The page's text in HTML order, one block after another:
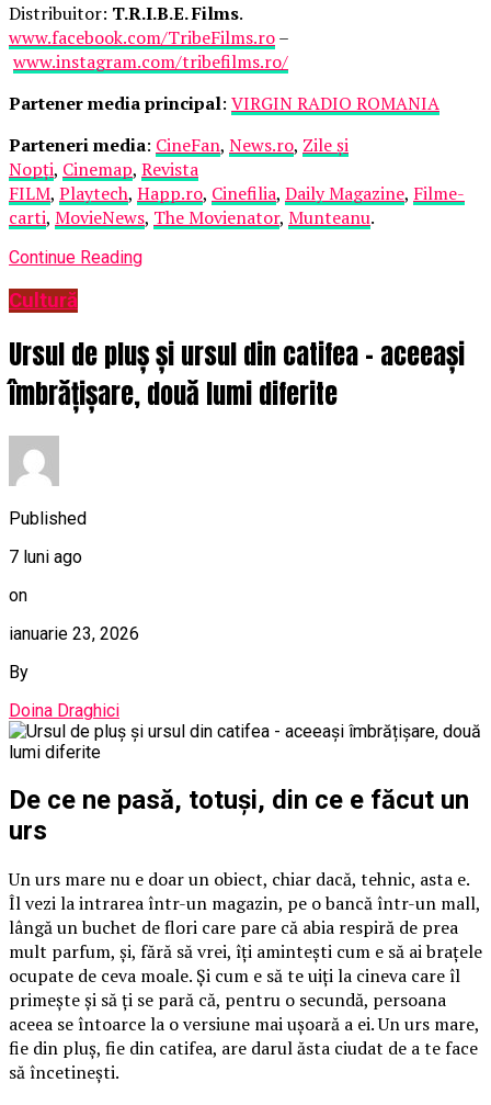
Distribuitor: T.R.I.B.E. Films.
www.facebook.com/TribeFilms.ro–
www.instagram.com/tribefilms.ro/
Partener media principal: VIRGIN RADIO ROMANIA
Parteneri media: CineFan, News.ro, Zile și
Nopți, Cinemap, Revista
FILM, Playtech, Happ.ro, Cinefilia, Daily Magazine, Filme-
carti, MovieNews, The Movienator, Munteanu.
Continue Reading
Cultură
Ursul de pluș și ursul din catifea – aceeași
îmbrățișare, două lumi diferite
Published
7 luni ago
on
ianuarie 23, 2026
By
Doina Draghici
De ce ne pasă, totuși, din ce e făcut un
urs
Un urs mare nu e doar un obiect, chiar dacă, tehnic, asta e.
Îl vezi la intrarea într-un magazin, pe o bancă într-un mall,
lângă un buchet de flori care pare că abia respiră de prea
mult parfum, și, fără să vrei, îți amintești cum e să ai brațele
ocupate de ceva moale. Și cum e să te uiți la cineva care îl
primește și să ți se pară că, pentru o secundă, persoana
aceea se întoarce la o versiune mai ușoară a ei. Un urs mare,
fie din pluș, fie din catifea, are darul ăsta ciudat de a te face
să încetinești.